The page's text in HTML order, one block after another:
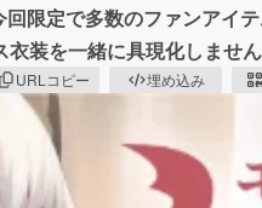
限定で多数のファンアイ
装を一緒に具現化しませ
URLコピー 埋め込み